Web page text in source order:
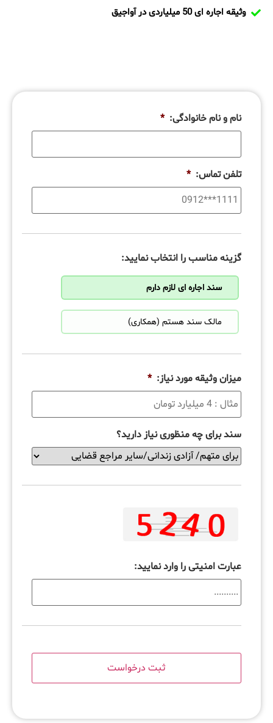
وثیقه اجاره ای 50 میلیاردی در آواجیق
نام و نام خانوادگی: *
تلفن تماس: *
گزینه مناسب را انتخاب نمایید:
سند اجاره ای لازم دارم
مالک سند هستم (همکاری)
میزان وثیقه مورد نیاز: *
سند برای چه منظوری نیاز دارید؟
عبارت امنیتی را وارد نمایید: